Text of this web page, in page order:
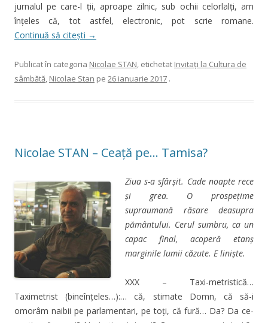
jurnalul pe care-l ţii, aproape zilnic, sub ochii celorlalţi, am
înţeles că, tot astfel, electronic, pot scrie romane.
Continuă să citești →
Publicat în categoria Nicolae STAN, etichetat Invitaţi la Cultura de
sâmbătă, Nicolae Stan pe 26 ianuarie 2017 .
Nicolae STAN – Ceață pe… Tamisa?
Ziua s-a sfârşit. Cade noapte rece
şi grea. O prospeţime
supraumană răsare deasupra
pământului. Cerul sumbru, ca un
capac final, acoperă etanş
marginile lumii căzute. E linişte.
XXX – Taxi-metristică…
Taximetrist (bineînţeles…):… că, stimate Domn, că să-i
omorâm naibii pe parlamentari, pe toţi, că fură… Da? Da ce-